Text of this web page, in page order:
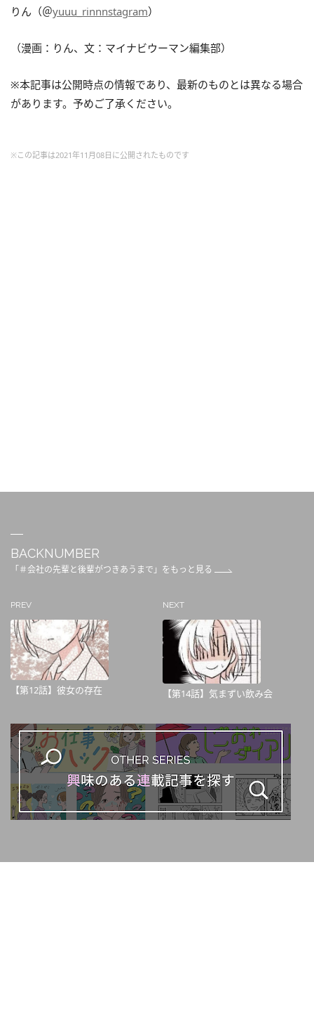
りん（＠yuuu_rinnnstagram）
（漫画：りん、文：マイナビウーマン編集部）
※本記事は公開時点の情報であり、最新のものとは異なる場合
があります。予めご了承ください。
※この記事は2021年11月08日に公開されたものです
BACKNUMBER
「＃会社の先輩と後輩がつきあうまで」をもっと見る
PREV
【第12話】彼女の存在
NEXT
【第14話】気まずい飲み会